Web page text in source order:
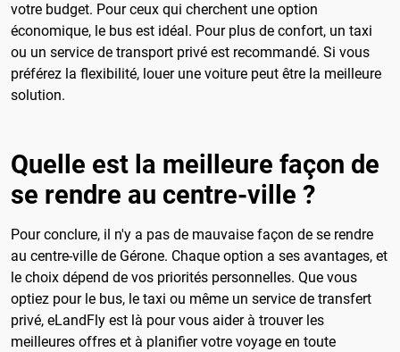
votre budget. Pour ceux qui cherchent une option
économique, le bus est idéal. Pour plus de confort, un taxi
ou un service de transport privé est recommandé. Si vous
préférez la flexibilité, louer une voiture peut être la meilleure
solution.
Quelle est la meilleure façon de
se rendre au centre-ville ?
Pour conclure, il n'y a pas de mauvaise façon de se rendre
au centre-ville de Gérone. Chaque option a ses avantages, et
le choix dépend de vos priorités personnelles. Que vous
optiez pour le bus, le taxi ou même un service de transfert
privé, eLandFly est là pour vous aider à trouver les
meilleures offres et à planifier votre voyage en toute